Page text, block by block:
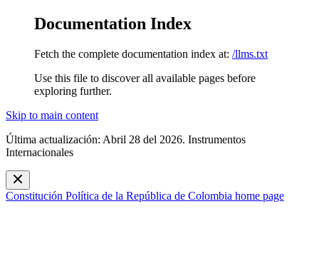
Documentation Index
Fetch the complete documentation index at: /llms.txt
Use this file to discover all available pages before
exploring further.
Skip to main content
Última actualización: Abril 28 del 2026. Instrumentos
Internacionales
Constitución Política de la República de Colombia home page